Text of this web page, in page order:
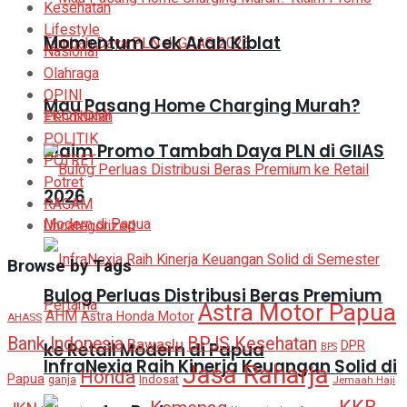
Mau Pasang Home Charging Murah?
Klaim Promo Tambah Daya PLN di GIIAS
2026
InfraNexia Raih Kinerja Keuangan Solid di
Momentum Cek Arah Kiblat
EKONOMI
Bulog Perluas Distribusi Beras Premium
ke Retail Modern di Papua
Kesehatan
Lifestyle
Nasional
Olahraga
OPINI
Pendidikan
POLITIK
POTRET
Potret
RAGAM
Uncategorized
Browse by Tags
AHASS AHMAstra Honda MotorAstra Motor Papua
Bank IndonesiaBawasluBPJS Kesehatan BPS DPR
Papua ganja Honda Indosat Jasa Raharja Jemaah Haji